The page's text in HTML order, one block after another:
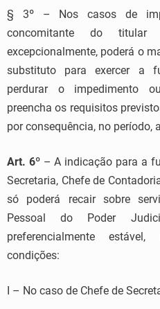
§ 3º – Nos casos de
concomitante do
excepcionalmente, poderá o
substituto para exercer a
perdurar o impedimento
preencha os requisitos
por consequência, no período,
Art. 6º – A indicação para a
Secretaria, Chefe de
só poderá recair sobre
Pessoal do Poder
preferencialmente
condições:
I – No caso de Chefe de